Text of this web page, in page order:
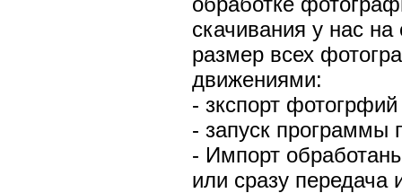
скачивания у нас
размер всех
движениями:
- зкспорт
- запуск программы
- Импорт
или сразу передача